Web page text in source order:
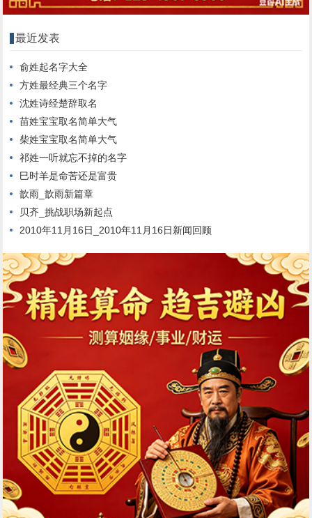
最近发表
俞姓起名字大全
方姓最经典三个名字
沈姓诗经楚辞取名
苗姓宝宝取名简单大气
柴姓宝宝取名简单大气
祁姓一听就忘不掉的名字
巳时羊是命苦还是富贵
歆雨_歆雨新篇章
贝齐_挑战职场新起点
2010年11月16日_2010年11月16日新闻回顾